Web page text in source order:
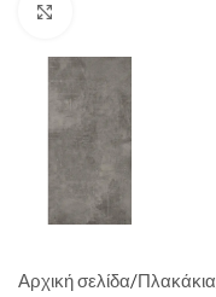
Αρχική σελίδα Πλακάκια